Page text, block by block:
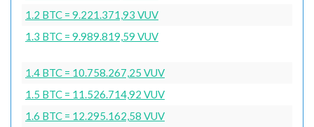
1.2 BTC = 9.221.371,93 VUV
1.3 BTC = 9.989.819,59 VUV
1.4 BTC = 10.758.267,25 VUV
1.5 BTC = 11.526.714,92 VUV
1.6 BTC = 12.295.162,58 VUV